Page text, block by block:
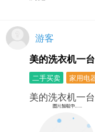
游客
美的洗衣机一
二手买卖 家用电
美的洗衣机一